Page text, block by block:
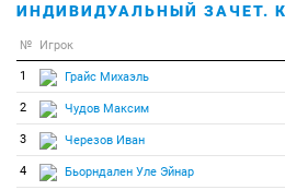
ИНДИВИДУАЛЬНЫЙ ЗАЧЕТ.
№ Игрок
1 Грайс Михаэль
2 Чудов Максим
3 Черезов Иван
4 Бьорндален Уле Эйнар